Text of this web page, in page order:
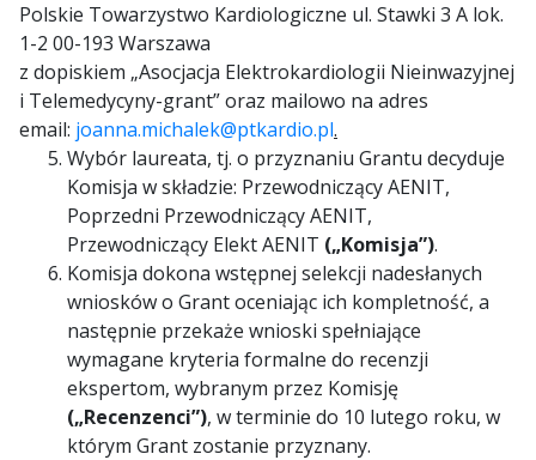
Polskie Towarzystwo Kardiologiczne ul. Stawki 3 A lok.
1-2 00-193 Warszawa
z dopiskiem „Asocjacja Elektrokardiologii Nieinwazyjnej
i Telemedycyny-grant” oraz mailowo na adres
email: joanna.michalek@ptkardio.pl.
Wybór laureata, tj. o przyznaniu Grantu decyduje
Komisja w składzie: Przewodniczący AENIT,
Poprzedni Przewodniczący AENIT,
Przewodniczący Elekt AENIT („Komisja”).
Komisja dokona wstępnej selekcji nadesłanych
wniosków o Grant oceniając ich kompletność, a
następnie przekaże wnioski spełniające
wymagane kryteria formalne do recenzji
ekspertom, wybranym przez Komisję
(„Recenzenci”), w terminie do 10 lutego roku, w
którym Grant zostanie przyznany.